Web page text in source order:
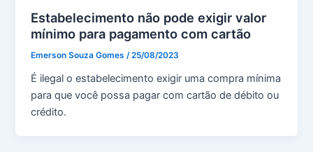
Estabelecimento não pode exigir valor
mínimo para pagamento com cartão
Emerson Souza Gomes/25/08/2023
É ilegal o estabelecimento exigir uma compra mínima
para que você possa pagar com cartão de débito ou
crédito.